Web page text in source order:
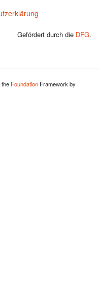
Gefördert durch die DFG.
the Foundation Framework by